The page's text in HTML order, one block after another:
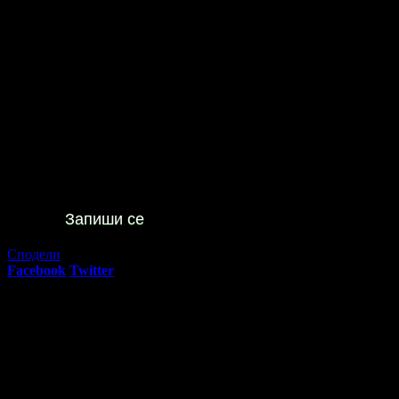
Запиши се
Сподели
Facebook Twitter